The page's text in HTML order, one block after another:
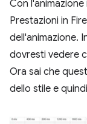
Con
Prestazioni in
dell'animazione.
dovresti vedere
Ora sai che
dello stile e